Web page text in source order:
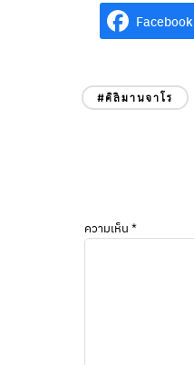
Facebook
#คิลิมานจาโร
ความเห็น *